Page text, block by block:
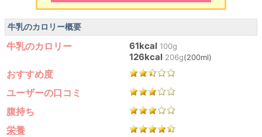
牛乳のカロリー概要
牛乳のカロリー 61kcal 100g
126kcal 206g(200ml)
おすすめ度
ユーザーの口コミ
腹持ち
栄養